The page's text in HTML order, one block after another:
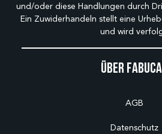
Über
AGB
Datenschutz
und/oder diese Handlungen durch
Ein Zuwiderhandeln stellt eine
und wird